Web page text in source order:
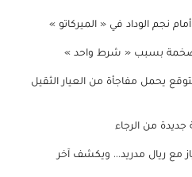
نجم الوداد في « الميركاتو »
بسبب « شرط واحد »
يحمل مفاجأة من العيار الثقيل
من الرجاء
مع ريال مدريد... ويكشف آخر